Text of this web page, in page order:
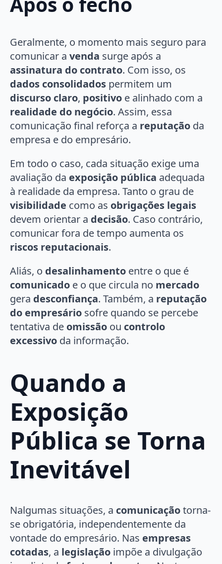
Geralmente, o momento mais seguro para
comunicar a venda surge após a
assinatura do contrato. Com isso, os
dados consolidados permitem um
discurso claro, positivo e alinhado com a
realidade do negócio. Assim, essa
comunicação final reforça a reputação da
empresa e do empresário.
Em todo o caso, cada situação exige uma
avaliação da exposição pública adequada
à realidade da empresa. Tanto o grau de
visibilidade como as obrigações legais
devem orientar a decisão. Caso contrário,
comunicar fora de tempo aumenta os
riscos reputacionais.
Aliás, o desalinhamento entre o que é
comunicado e o que circula no mercado
gera desconfiança. Também, a reputação
do empresário sofre quando se percebe
tentativa de omissão ou controlo
excessivo da informação.
Quando a
Exposição
Pública se Torna
Inevitável
Nalgumas situações, a comunicaçãotorna-
se obrigatória, independentemente da
vontade do empresário. Nas empresas
cotadas, a legislação impõe a divulgação